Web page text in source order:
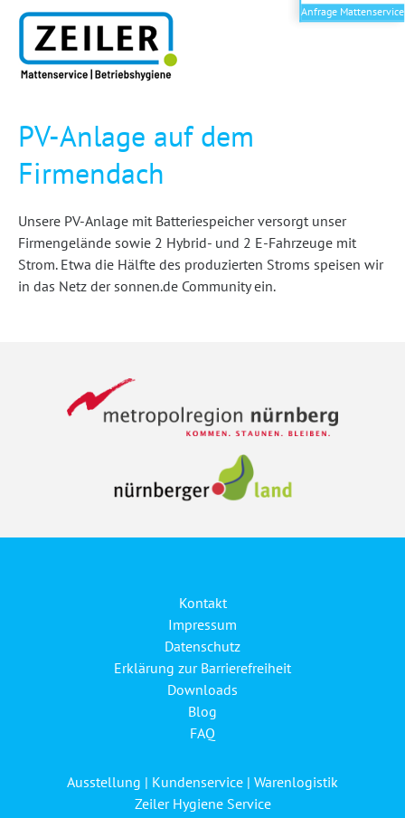
PV-Anlage auf dem
Firmendach
Unsere PV-Anlage mit Batteriespeicher versorgt unser
Firmengelände sowie 2 Hybrid- und 2 E-Fahrzeuge mit
Strom. Etwa die Hälfte des produzierten Stroms speisen wir
in das Netz der sonnen.de Community ein.
Kontakt
Impressum
Datenschutz
Erklärung zur Barrierefreiheit
Downloads
Blog
FAQ
Ausstellung | Kundenservice | Warenlogistik
Zeiler Hygiene Service
Anfrage Mattenservice